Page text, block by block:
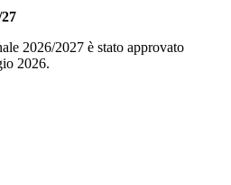
2026/2027 è stato approvato
2026.